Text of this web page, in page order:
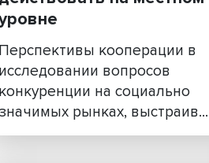
Бурное развитие новых
технологий,
создавать большое
произведений,